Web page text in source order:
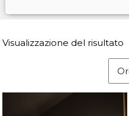
Visualizzazione del risultato